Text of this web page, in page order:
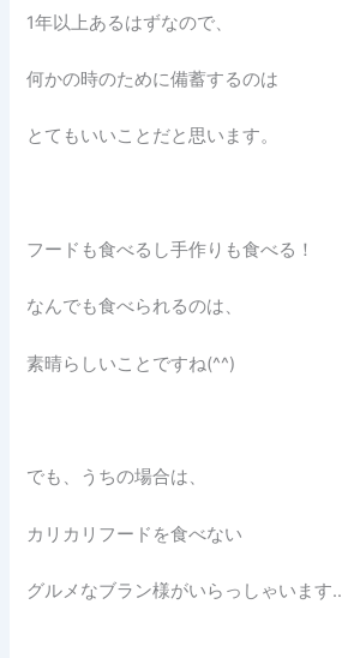
1年以上あるはずなので、
何かの時のために備蓄するのは
とてもいいことだと思います。
フードも食べるし手作りも食べる！
なんでも食べられるのは、
素晴らしいことですね(^^)
でも、うちの場合は、
カリカリフードを食べない
グルメなブラン様がいらっしゃいます